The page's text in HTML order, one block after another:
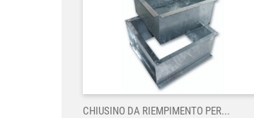
CHIUSINO DA RIEMPIMENTO PER...